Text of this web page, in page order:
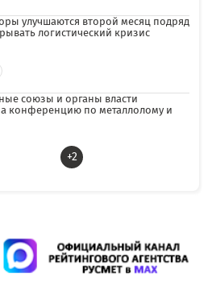
улучшаются второй месяц подряд
логистический кризис
союзы и органы власти
конференцию по металлолому и
+2